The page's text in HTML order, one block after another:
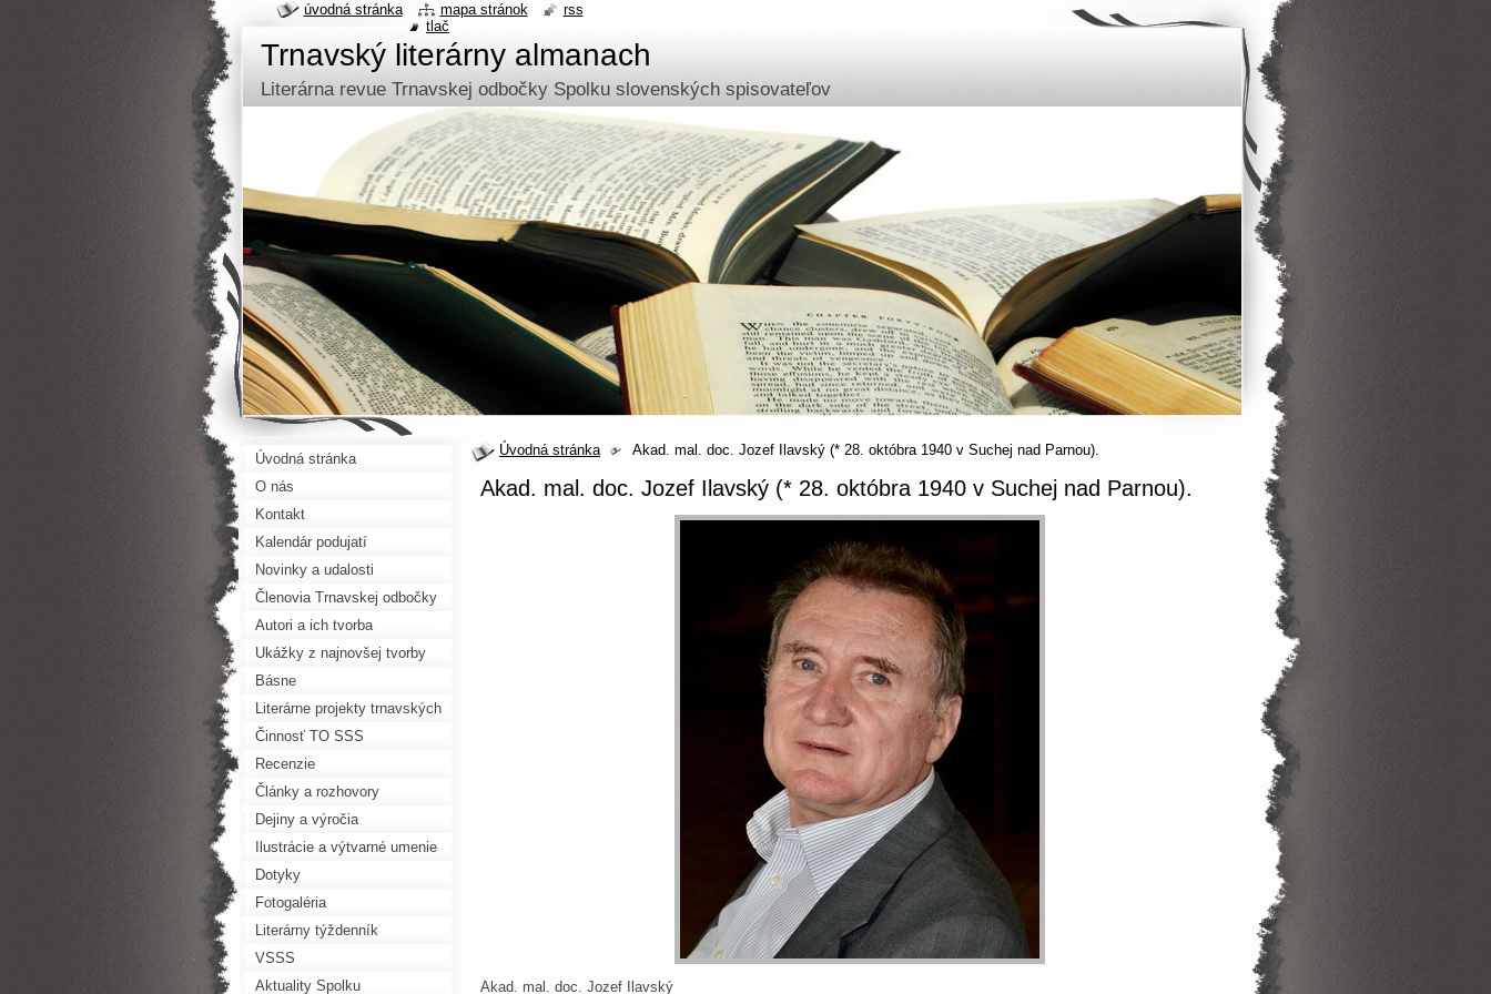
Trnavský literárny almanach
Literárna revue Trnavskej odbočky Spolku slovenských spisovateľov
Úvodná stránka Akad. mal. doc. Jozef Ilavský (* 28. októbra 1940 v Suchej nad Parnou).
Akad. mal. doc. Jozef Ilavský (* 28. októbra 1940 v Suchej nad Parnou).
Akad. mal. doc. Jozef Ilavský
Úvodná stránka
O nás
Kontakt
Kalendár podujatí
Novinky a udalosti
Členovia Trnavskej odbočky
SSS
Autori a ich tvorba
Ukážky z najnovšej tvorby
Básne
Literárne projekty trnavských
autorov
Činnosť TO SSS
Recenzie
Články a rozhovory
Dejiny a výročia
Ilustrácie a výtvarné umenie
Dotyky
Fotogaléria
Literárny týždenník
VSSS
Aktuality Spolku
úvodná stránka mapa stránok
rss
tlač